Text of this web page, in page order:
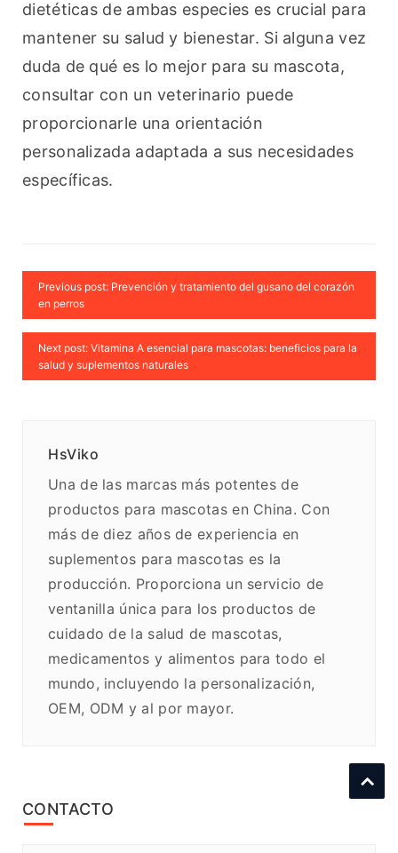
dietéticas de ambas especies es crucial para
mantener su salud y bienestar. Si alguna vez
duda de qué es lo mejor para su mascota,
consultar con un veterinario puede
proporcionarle una orientación
personalizada adaptada a sus necesidades
específicas.
Previous post: Prevención y tratamiento del gusano del corazón
en perros
Next post: Vitamina A esencial para mascotas: beneficios para la
salud y suplementos naturales
HsViko
Una de las marcas más potentes de
productos para mascotas en China. Con
más de diez años de experiencia en
suplementos para mascotas es la
producción. Proporciona un servicio de
ventanilla única para los productos de
cuidado de la salud de mascotas,
medicamentos y alimentos para todo el
mundo, incluyendo la personalización,
OEM, ODM y al por mayor.
CONTACTO